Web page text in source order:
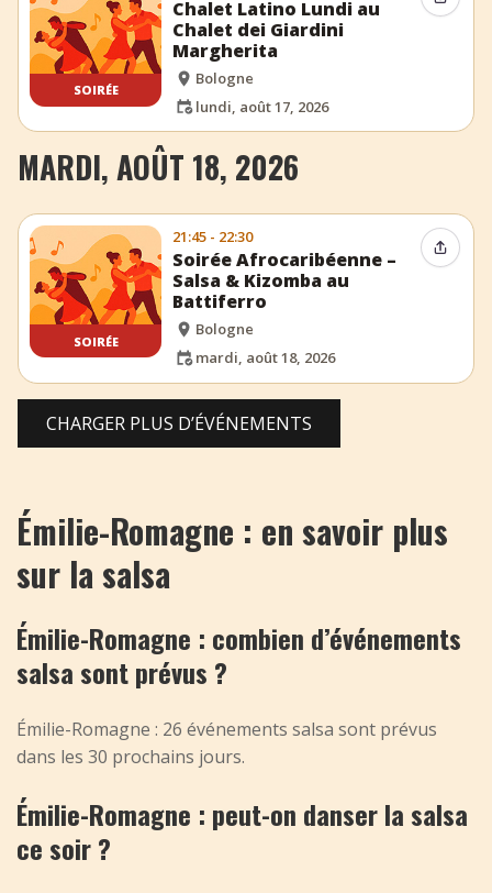
SOIRÉE
Chalet Latino Lundi au
Chalet dei Giardini
Margherita
Bologne
lundi, août 17, 2026
MARDI, AOÛT 18, 2026
SOIRÉE
21:45 - 22:30
Soirée Afrocaribéenne –
Salsa & Kizomba au
Battiferro
Bologne
mardi, août 18, 2026
CHARGER PLUS D’ÉVÉNEMENTS
Émilie-Romagne : en savoir plus
sur la salsa
Émilie-Romagne : combien d’événements
salsa sont prévus ?
Émilie-Romagne : 26 événements salsa sont prévus
dans les 30 prochains jours.
Émilie-Romagne : peut-on danser la salsa
ce soir ?